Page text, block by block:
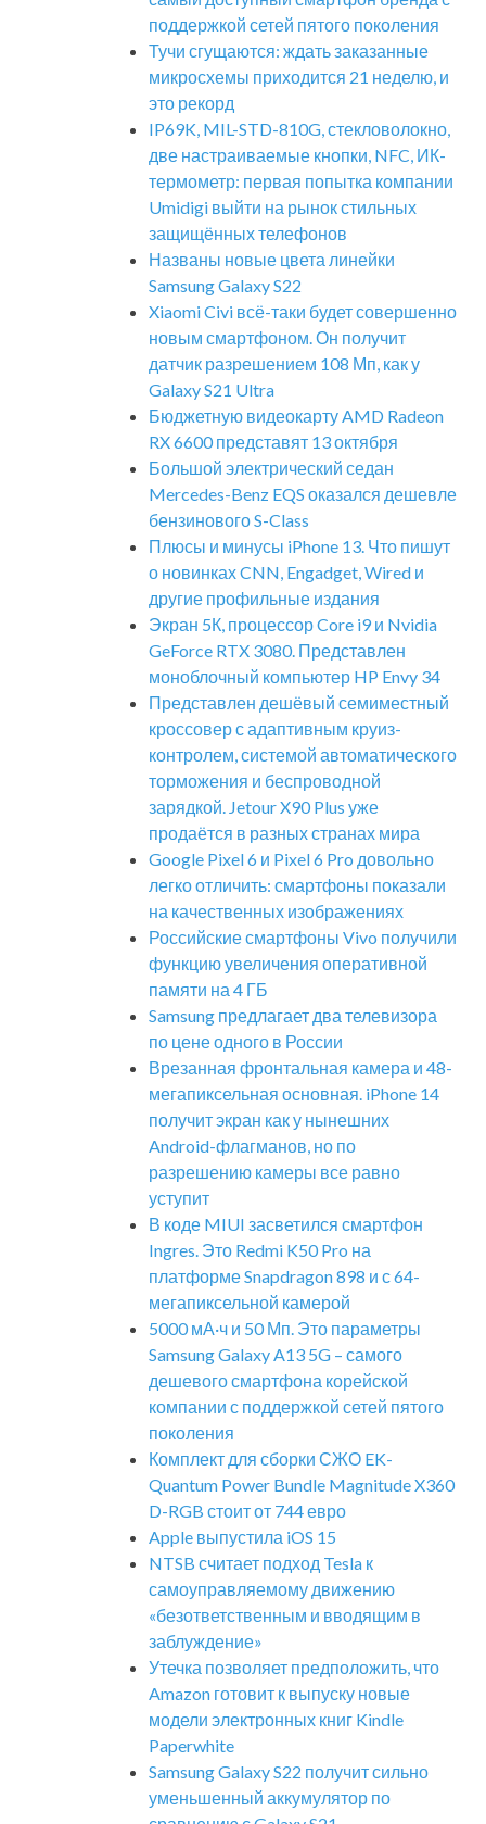
поддержкой сетей пятого поколения
Тучи сгущаются: ждать заказанные
микросхемы приходится 21 неделю, и
это рекорд
IP69K, MIL-STD-810G, стекловолокно,
две настраиваемые кнопки, NFC, ИК-
термометр: первая попытка компании
Umidigi выйти на рынок стильных
защищённых телефонов
Названы новые цвета линейки
Samsung Galaxy S22
Xiaomi Civi всё-таки будет совершенно
новым смартфоном. Он получит
датчик разрешением 108 Мп, как у
Galaxy S21 Ultra
Бюджетную видеокарту AMD Radeon
RX 6600 представят 13 октября
Большой электрический седан
Mercedes-Benz EQS оказался дешевле
бензинового S-Class
Плюсы и минусы iPhone 13. Что пишут
о новинках CNN, Engadget, Wired и
другие профильные издания
Экран 5К, процессор Core i9 и Nvidia
GeForce RTX 3080. Представлен
моноблочный компьютер HP Envy 34
Представлен дешёвый семиместный
кроссовер с адаптивным круиз-
контролем, системой автоматического
торможения и беспроводной
зарядкой. Jetour X90 Plus уже
продаётся в разных странах мира
Google Pixel 6 и Pixel 6 Pro довольно
легко отличить: смартфоны показали
на качественных изображениях
Российские смартфоны Vivo получили
функцию увеличения оперативной
памяти на 4 ГБ
Samsung предлагает два телевизора
по цене одного в России
Врезанная фронтальная камера и 48-
мегапиксельная основная. iPhone 14
получит экран как у нынешних
Android-флагманов, но по
разрешению камеры все равно
уступит
В коде MIUI засветился смартфон
Ingres. Это Redmi K50 Pro на
платформе Snapdragon 898 и с 64-
мегапиксельной камерой
5000 мА·ч и 50 Мп. Это параметры
Samsung Galaxy A13 5G – самого
дешевого смартфона корейской
компании с поддержкой сетей пятого
поколения
Комплект для сборки СЖО EK-
Quantum Power Bundle Magnitude X360
D-RGB стоит от 744 евро
Apple выпустила iOS 15
NTSB считает подход Tesla к
самоуправляемому движению
«безответственным и вводящим в
заблуждение»
Утечка позволяет предположить, что
Amazon готовит к выпуску новые
модели электронных книг Kindle
Paperwhite
Samsung Galaxy S22 получит сильно
уменьшенный аккумулятор по